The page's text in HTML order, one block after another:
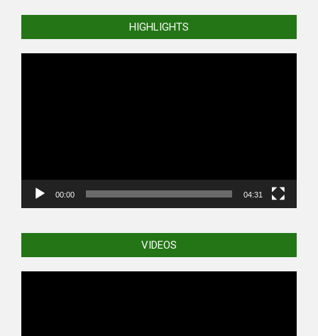
HIGHLIGHTS
00:00 04:31
VIDEOS